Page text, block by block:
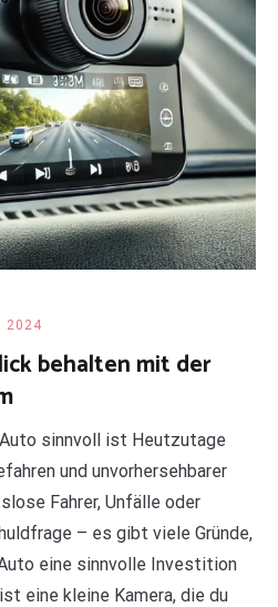
2024
behalten mit der
sinnvoll ist Heutzutage
und unvorhersehbarer
Fahrer, Unfälle oder
– es gibt viele Gründe,
eine sinnvolle Investition
eine kleine Kamera, die du